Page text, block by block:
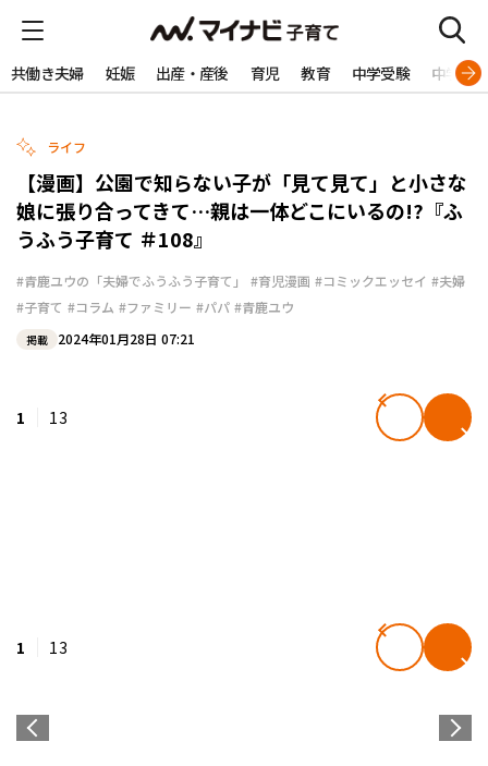
共働き夫婦 妊娠 出産・産後 育児 教育 中学受験 中学生
ライフ
【漫画】公園で知らない子が「見て見て」と小さな
娘に張り合ってきて…親は一体どこにいるの!?『ふ
うふう子育て ＃108』
#青鹿ユウの「夫婦でふうふう子育て」 #育児漫画 #コミックエッセイ #夫婦
#子育て #コラム #ファミリー #パパ #青鹿ユウ
掲載 2024年01月28日 07:21
1 13
1 13